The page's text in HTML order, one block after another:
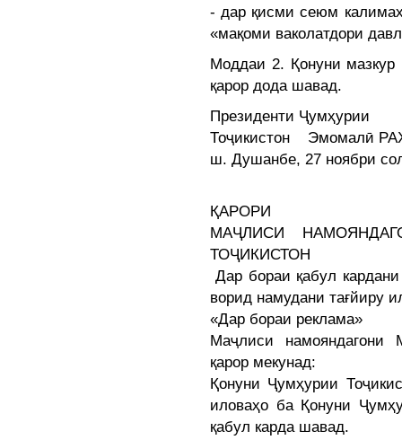
- дар қисми сеюм
«мақоми ваколатдори
Моддаи 2. Қонуни
қарор дода шавад.
Президенти Ҷумҳурии
Тоҷикистон Эмомалӣ
ш. Душанбе, 27 ноябри
ҚАРОРИ
МАҶЛИСИ
ТОҶИКИСТОН
Дар бораи қабул
ворид намудани тағйиру
«Дар бораи реклама»
Маҷлиси намояндагони
қарор мекунад:
Қонуни Ҷумҳурии
иловаҳо ба Қонуни
қабул карда шавад.